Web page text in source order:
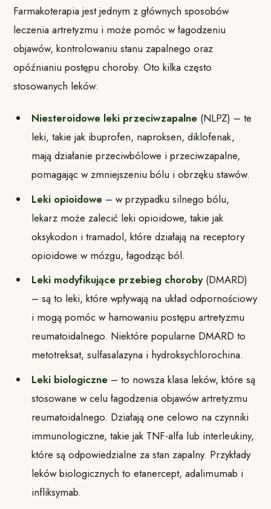
Farmakoterapia jest jednym z głównych sposobów
leczenia artretyzmu i może pomóc w łagodzeniu
objawów, kontrolowaniu stanu zapalnego oraz
opóźnianiu postępu choroby. Oto kilka często
stosowanych leków:
Niesteroidowe leki przeciwzapalne(NLPZ) – te
leki, takie jak ibuprofen, naproksen, diklofenak,
mają działanie przeciwbólowe i przeciwzapalne,
pomagając w zmniejszeniu bólu i obrzęku stawów.
Leki opioidowe– w przypadku silnego bólu,
lekarz może zalecić leki opioidowe, takie jak
oksykodon i tramadol, które działają na receptory
opioidowe w mózgu, łagodząc ból.
Leki modyfikujące przebieg choroby(DMARD)
– są to leki, które wpływają na układ odpornościowy
i mogą pomóc w hamowaniu postępu artretyzmu
reumatoidalnego. Niektóre popularne DMARD to
metotreksat, sulfasalazyna i hydroksychlorochina.
Leki biologiczne – to nowsza klasa leków, które są
stosowane w celu łagodzenia objawów artretyzmu
reumatoidalnego. Działają one celowo na czynniki
immunologiczne, takie jak TNF-alfa lub interleukiny,
które są odpowiedzialne za stan zapalny. Przykłady
leków biologicznych to etanercept, adalimumab i
infliksymab.